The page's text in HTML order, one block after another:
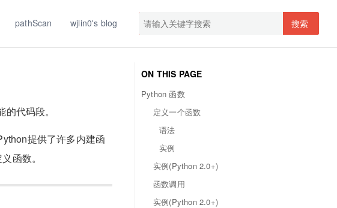
搜索
pathScan wjlin0's blog
ON THIS PAGE
Python 函数
定义一个函数
语法
实例
实例(Python 2.0+)
函数调用
实例(Python 2.0+)
代码段。
提供了许多内建函
函数。